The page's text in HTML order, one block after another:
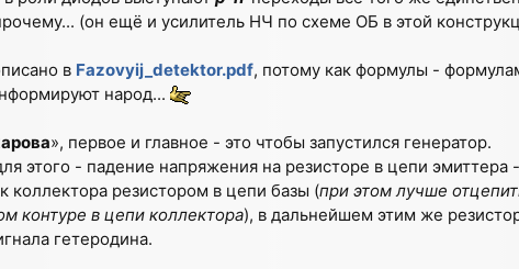
(он ещё и усилитель НЧ по схеме ОБ в этой
в Fazovyij_detektor.pdf, потому как формулы -
народ...
», первое и главное - это чтобы запустился генератор.
этого - падение напряжения на резисторе в цепи эмиттера -
коллектора резистором в цепи базы (при этом лучше
контуре в цепи коллектора), в дальнейшем этим же
гетеродина.